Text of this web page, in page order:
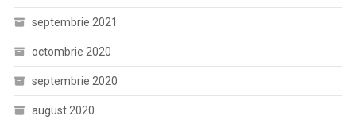
septembrie 2021
octombrie 2020
septembrie 2020
august 2020